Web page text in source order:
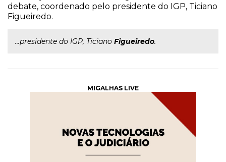
debate, coordenado pelo presidente do IGP, Ticiano
Figueiredo.
...presidente do IGP, Ticiano Figueiredo.
MIGALHAS LIVE